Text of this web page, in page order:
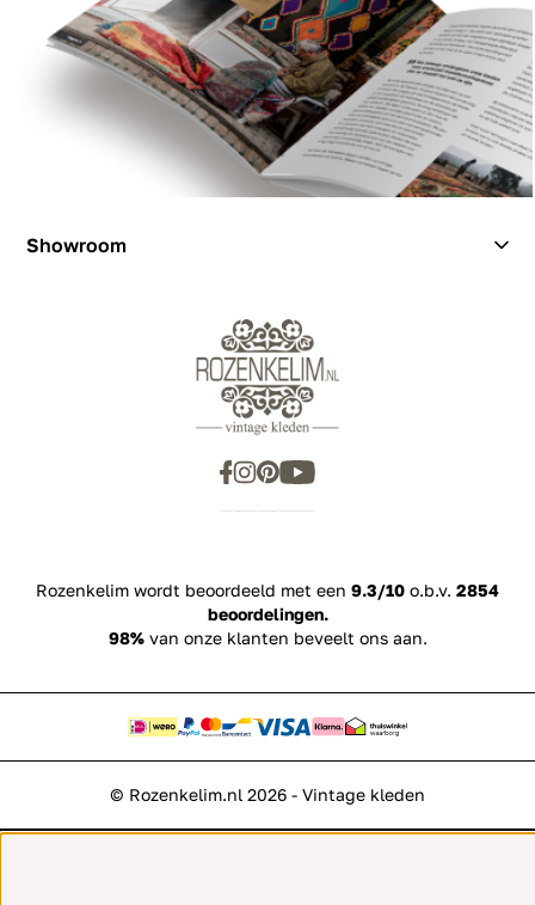
Showroom
Rozenkelim wordt beoordeeld met een 9.3/10 o.b.v. 2854
beoordelingen.
98%van onze klanten beveelt ons aan.
© Rozenkelim.nl 2026 - Vintage kleden